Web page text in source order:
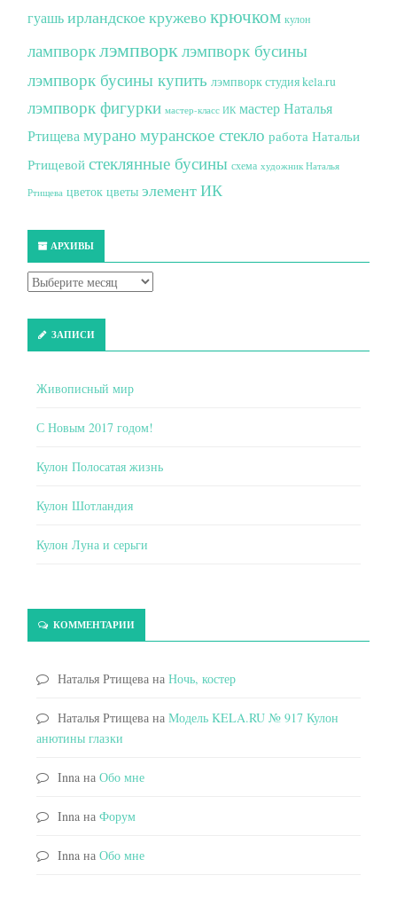
гуашьирландское кружевокрючком кулон
лампворклэмпворк лэмпворк бусины
лэмпворк бусины купить лэмпворк студия kela.ru
лэмпворк фигурки мастер-класс ИК мастер Наталья
Ртищевамурано муранское стекло работа Натальи
Ртищевой стеклянные бусины схема художник Наталья
Ртищева цветок цветы элемент ИК
АРХИВЫ
ЗАПИСИ
Живописный мир
С Новым 2017 годом!
Кулон Полосатая жизнь
Кулон Шотландия
Кулон Луна и серьги
КОММЕНТАРИИ
Наталья Ртищева на Ночь, костер
Наталья Ртищева на Модель KELA.RU № 917 Кулон
анютины глазки
Inna на Обо мне
Inna на Форум
Inna на Обо мне